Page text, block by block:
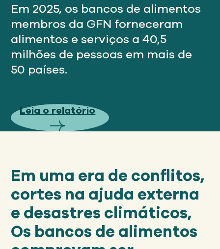
Nosso
IMPACTO
Sobre
GFN
Apoiar
NOSSA MISSÃO
Em 2025, os bancos de alimentos
membros da GFN forneceram
alimentos e serviços a 40,5
milhões de pessoas em mais de
50 países.
Leia o relatório
Em uma era de conflitos,
cortes na ajuda externa
e desastres climáticos,
Os bancos de alimentos